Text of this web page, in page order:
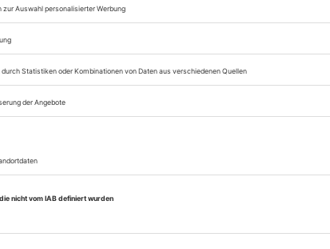
Sie können alle Vorteile